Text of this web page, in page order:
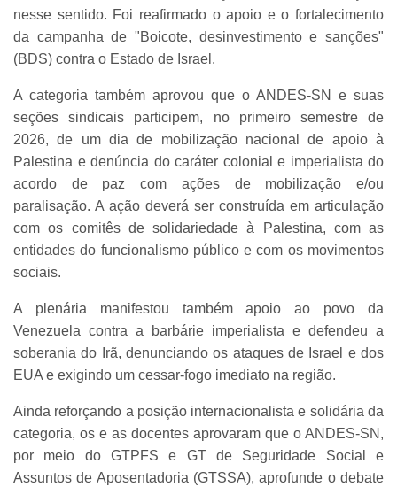
nesse sentido. Foi reafirmado o apoio e o fortalecimento
da campanha de "Boicote, desinvestimento e sanções"
(BDS) contra o Estado de Israel.
A categoria também aprovou que o ANDES-SN e suas
seções sindicais participem, no primeiro semestre de
2026, de um dia de mobilização nacional de apoio à
Palestina e denúncia do caráter colonial e imperialista do
acordo de paz com ações de mobilização e/ou
paralisação. A ação deverá ser construída em articulação
com os comitês de solidariedade à Palestina, com as
entidades do funcionalismo público e com os movimentos
sociais.
A plenária manifestou também apoio ao povo da
Venezuela contra a barbárie imperialista e defendeu a
soberania do Irã, denunciando os ataques de Israel e dos
EUA e exigindo um cessar-fogo imediato na região.
Ainda reforçando a posição internacionalista e solidária da
categoria, os e as docentes aprovaram que o ANDES-SN,
por meio do GTPFS e GT de Seguridade Social e
Assuntos de Aposentadoria (GTSSA), aprofunde o debate